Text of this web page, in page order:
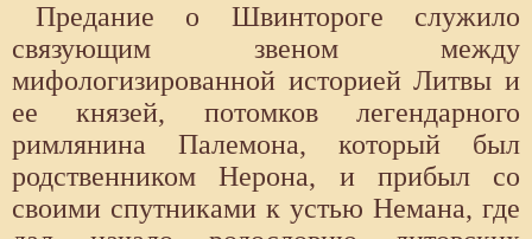
Предание о Швинтороге служило
связующим звеном между
мифологизированной историей Литвы и
ее князей, потомков легендарного
римлянина Палемона, который был
родственником Нерона, и прибыл со
своими спутниками к устью Немана, где